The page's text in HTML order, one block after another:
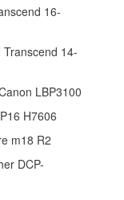
16-
14-
LBP3100
H7606
m18 R2
DCP-